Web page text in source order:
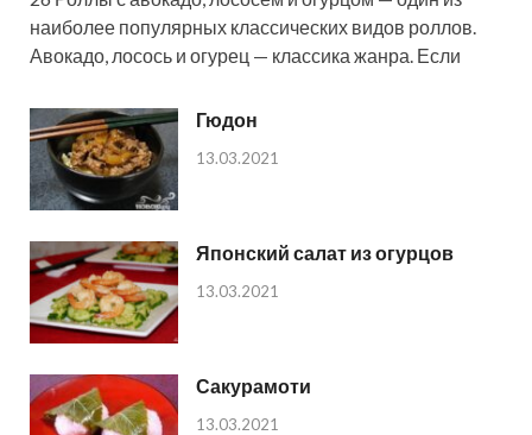
наиболее популярных классических видов роллов.
Авокадо, лосось и огурец — классика жанра. Если
Гюдон
13.03.2021
Японский салат из огурцов
13.03.2021
Сакурамоти
13.03.2021